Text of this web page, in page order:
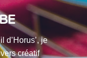
d’Horus’, je
créatif